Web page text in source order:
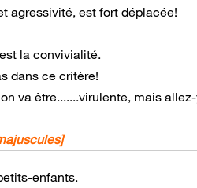
agressivité, est fort déplacée!
la convivialité.
dans ce critère!
va être.......virulente, mais
]
enfants.